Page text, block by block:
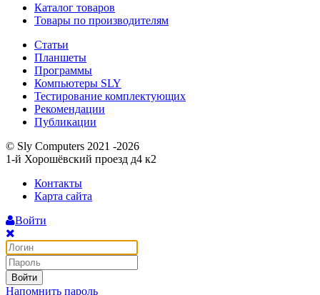
Каталог товаров
Товары по производителям
Статьи
Планшеты
Программы
Компьютеры SLY
Тестирование комплектующих
Рекомендации
Публикации
© Sly Computers 2021 -2026
1-й Хорошёвский проезд д4 к2
Контакты
Карта сайта
Войти
Войти
Напомнить пароль